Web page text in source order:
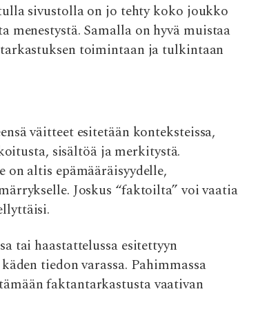
sivustolla on jo tehty koko joukko
menestystä. Samalla on hyvä muistaa
toimintaan ja tulkintaan
väitteet esitetään konteksteissa,
sisältöä ja merkitystä.
altis epämääräisyydelle,
Joskus “faktoilta” voi vaatia
tai haastattelussa esitettyyn
tiedon varassa. Pahimmassa
faktantarkastusta vaativan